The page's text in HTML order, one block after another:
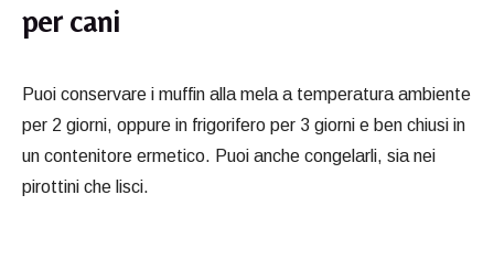
per cani
Puoi conservare i muffin alla mela a temperatura ambiente
per 2 giorni, oppure in frigorifero per 3 giorni e ben chiusi in
un contenitore ermetico. Puoi anche congelarli, sia nei
pirottini che lisci.